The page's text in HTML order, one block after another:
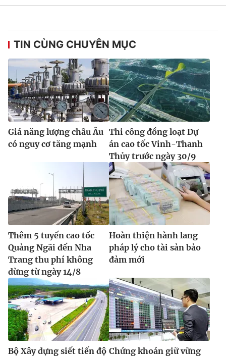
TIN CÙNG CHUYÊN MỤC
Giá năng lượng châu Âu
có nguy cơ tăng mạnh
Thi công đồng loạt Dự
án cao tốc Vinh-Thanh
Thủy trước ngày 30/9
Thêm 5 tuyến cao tốc
Quảng Ngãi đến Nha
Trang thu phí không
dừng từ ngày 14/8
Hoàn thiện hành lang
pháp lý cho tài sản bảo
đảm mới
Bộ Xây dựng siết tiến độ Chứng khoán giữ vững